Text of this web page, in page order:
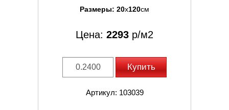
Размеры: 20x120см
Цена: 2293 р/м2
Купить
Артикул: 103039